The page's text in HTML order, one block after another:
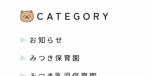
CATEGORY
お知らせ
みつき保育園